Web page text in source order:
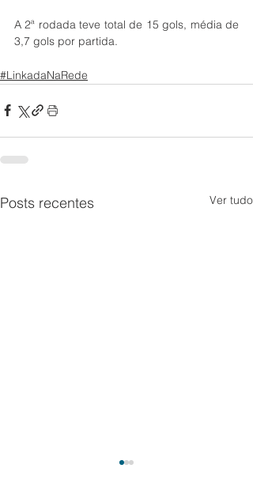
A 2ª rodada teve total de 15 gols, média de
3,7 gols por partida.
#LinkadaNaRede
Posts recentes Ver tudo